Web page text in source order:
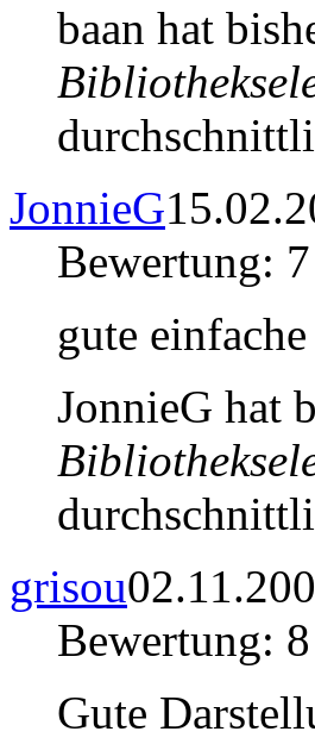
baan hat
JonnieG
Bewertung: 7
gute
JonnieG hat
grisou
Bewertung: 8
Gute